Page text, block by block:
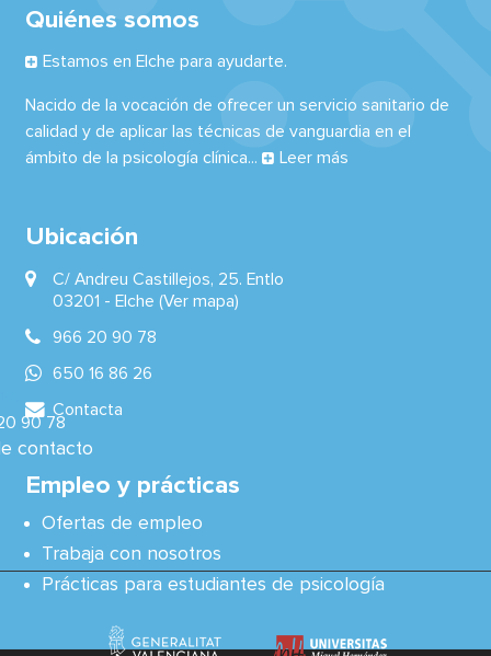
Quiénes somos
Estamos en Elche para ayudarte.
Nacido de la vocación de ofrecer un servicio sanitario de
calidad y de aplicar las técnicas de vanguardia en el
ámbito de la psicología clínica...
Leer más
Ubicación
C/ Andreu Castillejos, 25. Entlo
03201 -Elche (Ver mapa)
966 20 90 78
650 16 86 26
Contacta
Empleo y prácticas
Ofertas de empleo
Trabaja con nosotros
Prácticas para estudiantes de psicología
90 78
contacto